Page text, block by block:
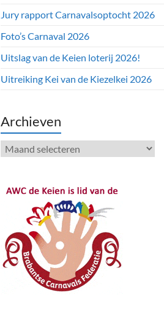
Jury rapport Carnavalsoptocht 2026
Foto’s Carnaval 2026
Uitslag van de Keien loterij 2026!
Uitreiking Kei van de Kiezelkei 2026
Archieven
Archieven